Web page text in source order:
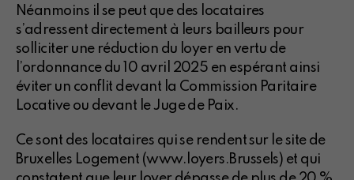
Néanmoins il se peut que des locataires
s’adressent directement à leurs bailleurs pour
solliciter une réduction du loyer en vertu de
l’ordonnance du 10 avril 2025 en espérant ainsi
éviter un conflit devant la Commission Paritaire
Locative ou devant le Juge de Paix.
Ce sont des locataires qui se rendent sur le site de
Bruxelles Logement (www.loyers.Brussels) et qui